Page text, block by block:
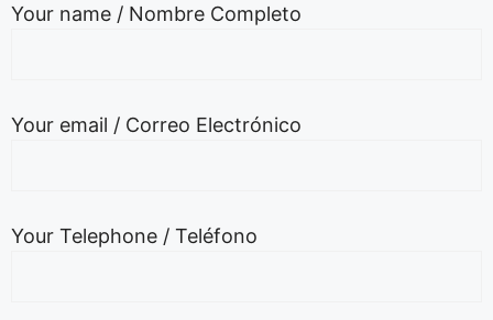
Your name / Nombre Completo
Your email / Correo Electrónico
Your Telephone / Teléfono